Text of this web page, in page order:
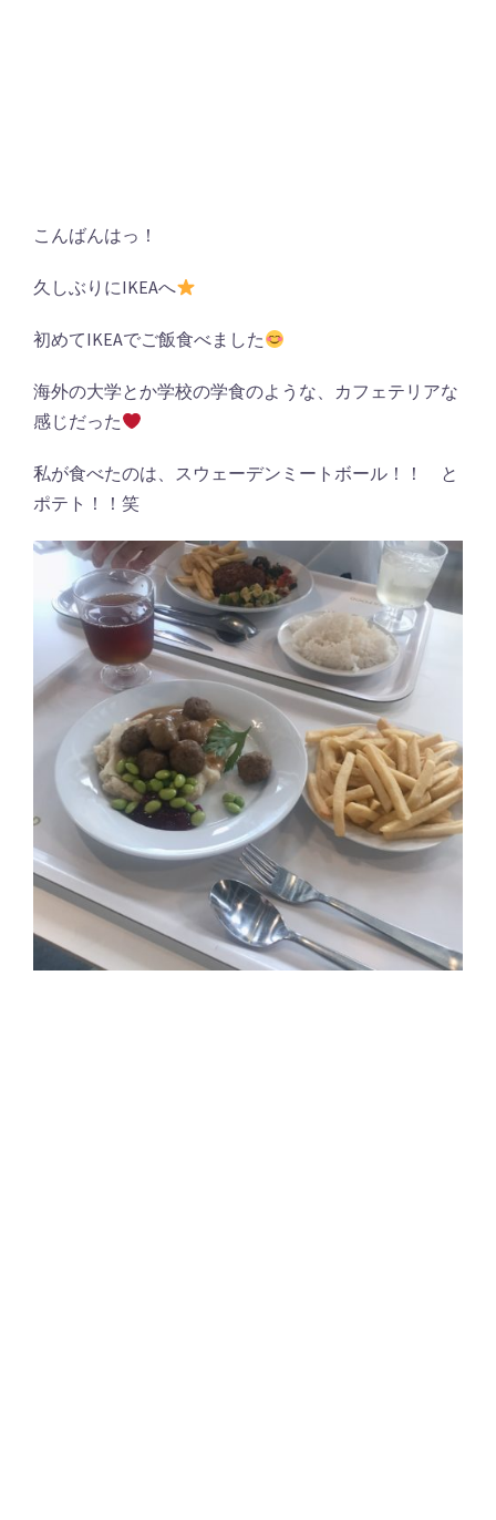
こんばんはっ！
久しぶりにIKEAへ
初めてIKEAでご飯食べました
海外の大学とか学校の学食のような、カフェテリアな
感じだった
私が食べたのは、スウェーデンミートボール！！ と
ポテト！！笑